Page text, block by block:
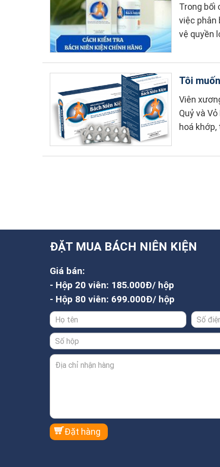
Trong bối
việc phân
vệ quyền
Tôi
Viên
Quỷ và
hoá khớp,
ĐẶT MUA BÁCH NIÊN KIỆN
Giá bán:
- Hộp 20 viên: 185.000Đ/ hộp
- Hộp 80 viên: 699.000Đ/ hộp